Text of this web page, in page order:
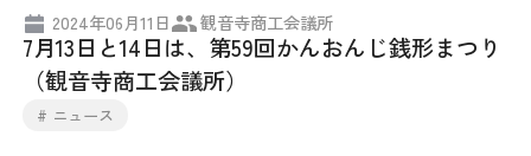
2024年06月11日 観音寺商工会議所
7月13日と14日は、第59回かんおんじ銭形まつり
（観音寺商工会議所）
# ニュース